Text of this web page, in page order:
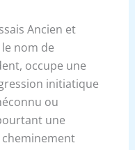
Ancien et
le nom de
occupe une
initiatique
ou
une